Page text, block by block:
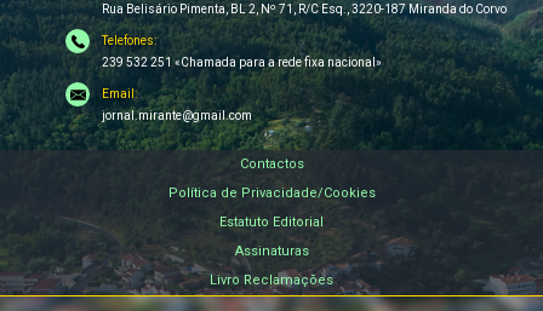
Rua Belisário Pimenta, BL 2, Nº 71, R/C Esq., 3220-187 Miranda do Corvo
Telefones:
239 532 251 «Chamada para a rede fixa nacional»
Email:
jornal.mirante@gmail.com
Contactos
Política de Privacidade/Cookies
Estatuto Editorial
Assinaturas
Livro Reclamações